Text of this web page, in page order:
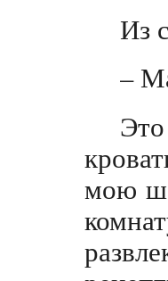
Из
–
мою